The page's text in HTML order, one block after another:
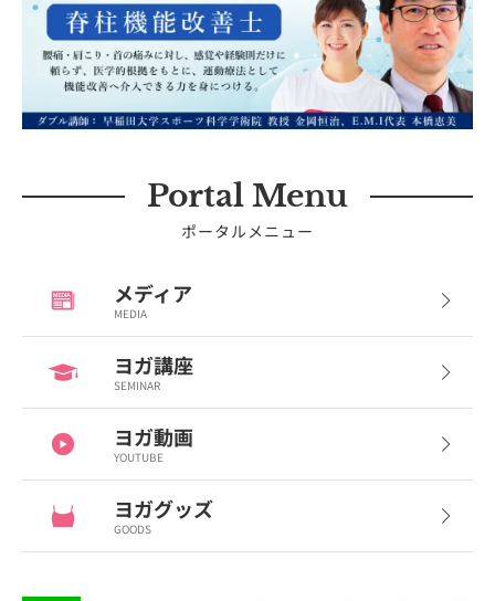
Portal Menu
ポータルメニュー
メディア
MEDIA
ヨガ講座
SEMINAR
ヨガ動画
YOUTUBE
ヨガグッズ
GOODS